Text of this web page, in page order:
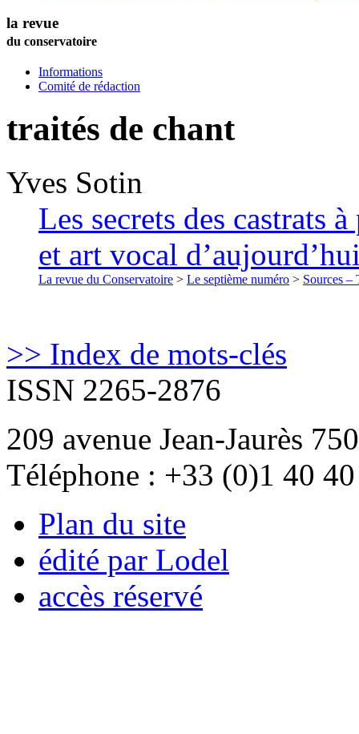
la revue
du conservatoire
Informations
Comité de rédaction
traités de chant
Yves Sotin
Les secrets des castrats
et art vocal
La revue du Conservatoire > Le septième numéro > Sources –
>> Index de mots-clés
ISSN 2265-2876
209 avenue Jean-Jaurès
Téléphone : +33 (0)1 40
Plan du site
édité par Lodel
accès réservé